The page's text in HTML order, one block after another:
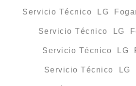
Servicio Técnico LG
Servicio Técnico LG
Servicio Técnico LG
Servicio Técnico LG